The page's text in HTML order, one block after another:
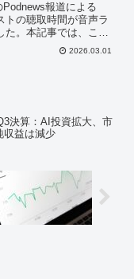
報道による
トの聴取時間が音声ラ
た。本記事では、この
、音声配信業界の今後
基づき分析します。
2026.03.01
決算：AI投資拡大、市
収益は減少